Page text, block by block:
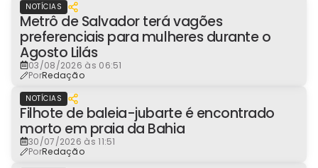
NOTÍCIAS
Metrô de Salvador terá vagões
preferenciais para mulheres durante o
Agosto Lilás
03/08/2026 às 06:51
PorRedação
NOTÍCIAS
Filhote de baleia-jubarte é encontrado
morto em praia da Bahia
30/07/2026 às 11:51
PorRedação